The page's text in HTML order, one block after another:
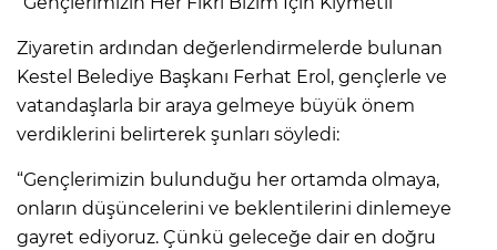
Ziyaretin ardından değerlendirmelerde bulunan
Kestel Belediye Başkanı Ferhat Erol, gençlerle ve
vatandaşlarla bir araya gelmeye büyük önem
verdiklerini belirterek şunları söyledi:
“Gençlerimizin bulunduğu her ortamda olmaya,
onların düşüncelerini ve beklentilerini dinlemeye
gayret ediyoruz. Çünkü geleceğe dair en doğru